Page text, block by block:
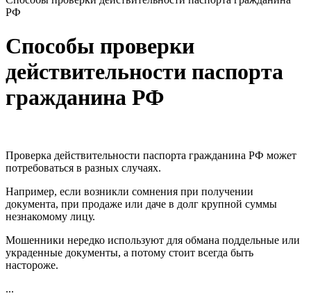
РФ
Способы проверки
действительности паспорта
гражданина РФ
Проверка действительности паспорта гражданина РФ может
потребоваться в разных случаях.
Например, если возникли сомнения при получении
документа, при продаже или даче в долг крупной суммы
незнакомому лицу.
Мошенники нередко используют для обмана поддельные или
украденные документы, а потому стоит всегда быть
настороже.
...